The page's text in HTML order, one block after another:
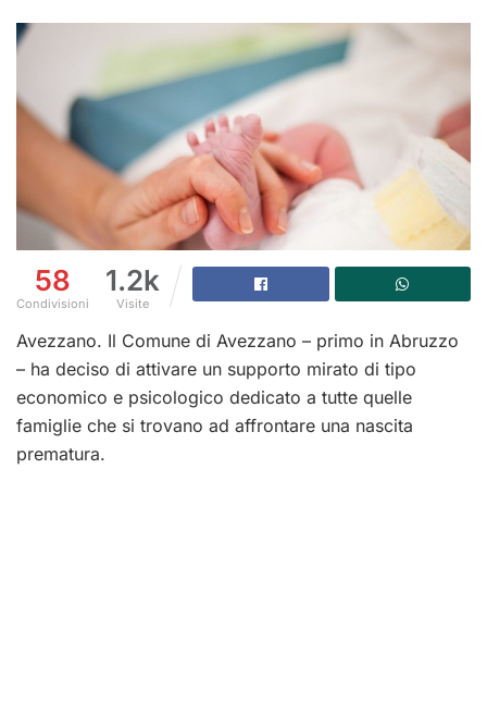
58
Condivisioni
1.2k
Visite
Avezzano. Il Comune di Avezzano – primo in Abruzzo
– ha deciso di attivare un supporto mirato di tipo
economico e psicologico dedicato a tutte quelle
famiglie che si trovano ad affrontare una nascita
prematura.